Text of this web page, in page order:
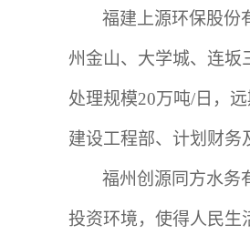
福建上源环保股份
州金山、大学城、连坂
处理规模20万吨/日，
建设工程部、计划财务
福州创源同方水务
投资环境，使得人民生